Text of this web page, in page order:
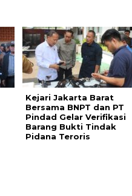
Kejari Jakarta Barat
Bersama BNPT dan PT
Pindad Gelar Verifikasi
Barang Bukti Tindak
Pidana Teroris